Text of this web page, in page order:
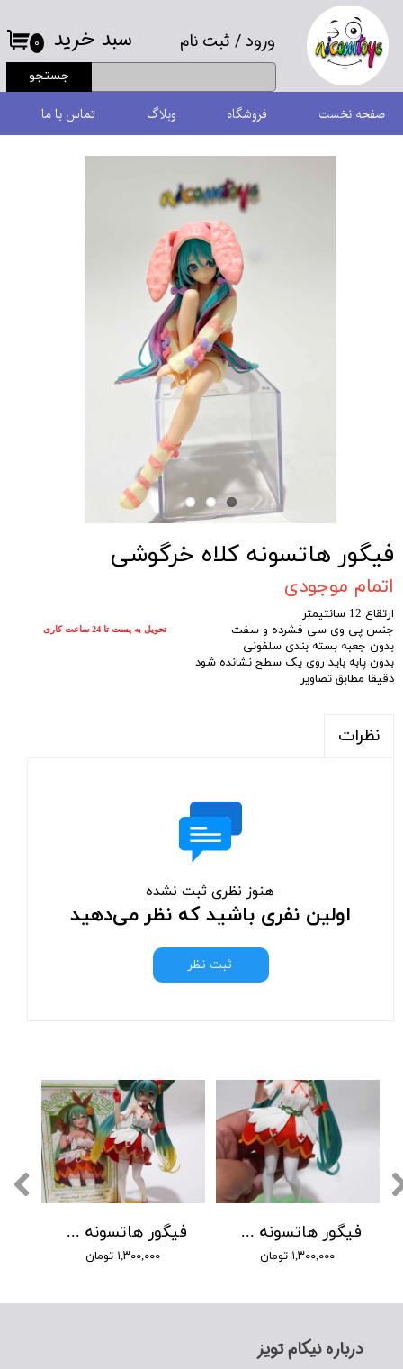
ورود/ ثبت نام
حساب کاربری من
تغییر گذر واژه
سفارشات
جستجو
۰ سبد خرید
صفحه نخست فروشگاه وبلاگ تماس با ما
فیگور هاتسونه کلاه خرگوشی
اتمام موجودی
ارتقاع 12 سانتیمتر
جنس پی وی سی فشرده و سفت
بدون جعبه بسته بندی سلفونی
بدون پابه باید روی یک سطح نشانده شود
دقیقا مطابق تصاویر
نظرات
هنوز نظری ثبت نشده
اولین نفری باشید که نظر می‌دهید
ثبت نظر
فیگور هاتسونه میکو طرح 4
۱,۳۰۰,۰۰۰ تومان
فیگور هاتسونه میکو طرح 5
۱,۳۰۰,۰۰۰ تومان
تحویل به پست تا 24 ساعت کاری
​درباره نیکام تویز